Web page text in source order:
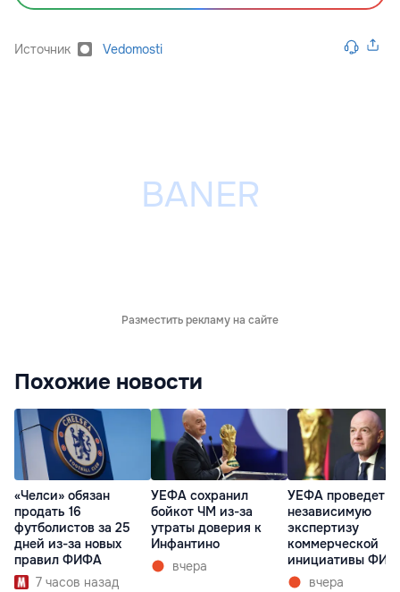
Источник Vedomosti
Разместить рекламу на сайте
Похожие новости
«Челси» обязан
продать 16
футболистов за 25
дней из-за новых
правил ФИФА
7 часов назад
УЕФА сохранил
бойкот ЧМ из-за
утраты доверия к
Инфантино
вчера
УЕФА проведет
независимую
экспертизу
коммерческой
инициативы
вчера